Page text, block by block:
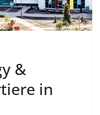
&
in